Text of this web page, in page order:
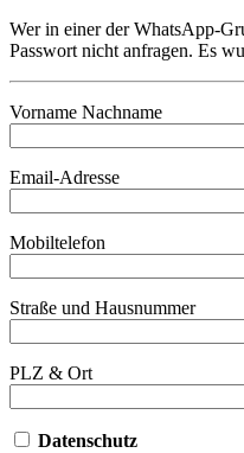
Wer in einer der WhatsApp-
Passwort nicht anfragen. Es
Vorname Nachname
Email-Adresse
Mobiltelefon
Straße und Hausnummer
PLZ & Ort
Datenschutz